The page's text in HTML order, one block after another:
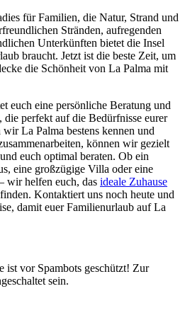
für Familien, die Natur, Strand und
Stränden, aufregenden
Unterkünften bietet die Insel
braucht. Jetzt ist die beste Zeit, um
die Schönheit von La Palma mit
euch eine persönliche Beratung und
die perfekt auf die Bedürfnisse eurer
La Palma bestens kennen und
können wir gezielt
euch optimal beraten. Ob ein
eine großzügige Villa oder eine
wir helfen euch, das ideale Zuhause
Kontaktiert uns noch heute und
damit euer Familienurlaub auf La
ist vor Spambots geschützt! Zur
sein.